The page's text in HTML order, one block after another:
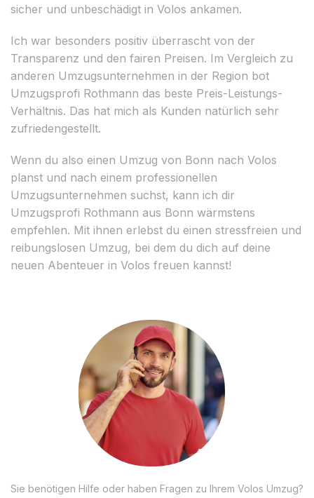
sicher und unbeschädigt in Volos ankamen.
Ich war besonders positiv überrascht von der
Transparenz und den fairen Preisen. Im Vergleich zu
anderen Umzugsunternehmen in der Region bot
Umzugsprofi Rothmann das beste Preis-Leistungs-
Verhältnis. Das hat mich als Kunden natürlich sehr
zufriedengestellt.
Wenn du also einen Umzug von Bonn nach Volos
planst und nach einem professionellen
Umzugsunternehmen suchst, kann ich dir
Umzugsprofi Rothmann aus Bonn wärmstens
empfehlen. Mit ihnen erlebst du einen stressfreien und
reibungslosen Umzug, bei dem du dich auf deine
neuen Abenteuer in Volos freuen kannst!
Sie benötigen Hilfe oder haben Fragen zu Ihrem Volos Umzug?